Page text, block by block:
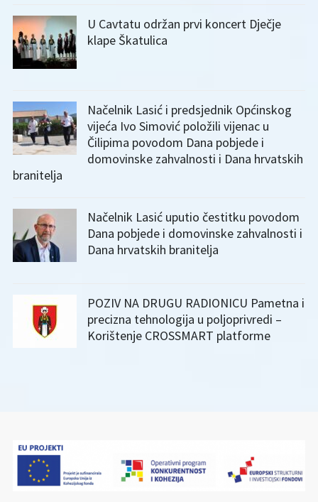
U Cavtatu održan prvi koncert Dječje
klape Škatulica
Načelnik Lasić i predsjednik Općinskog
vijeća Ivo Simović položili vijenac u
Čilipima povodom Dana pobjede i
domovinske zahvalnosti i Dana hrvatskih
branitelja
Načelnik Lasić uputio čestitku povodom
Dana pobjede i domovinske zahvalnosti i
Dana hrvatskih branitelja
POZIV NA DRUGU RADIONICU Pametna i
precizna tehnologija u poljoprivredi –
Korištenje CROSSMART platforme